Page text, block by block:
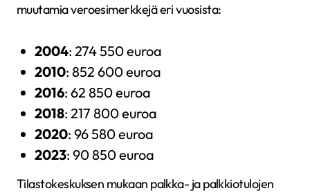
muutamia veroesimerkkejä eri vuosista:
2004: 274 550 euroa
2010: 852 600 euroa
2016: 62 850 euroa
2018: 217 800 euroa
2020: 96 580 euroa
2023: 90 850 euroa
Tilastokeskuksen mukaan palkka- ja palkkiotulojen